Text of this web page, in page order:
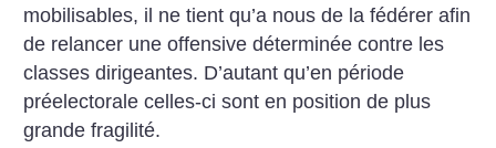
mobilisables, il ne tient qu’a nous de la fédérer afin
de relancer une offensive déterminée contre les
classes dirigeantes. D’autant qu’en période
préelectorale celles-ci sont en position de plus
grande fragilité.